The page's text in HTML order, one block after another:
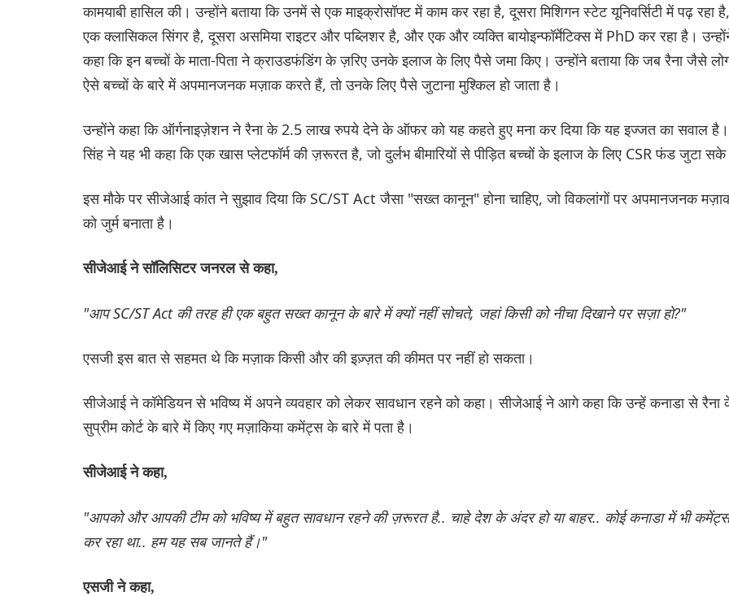
कामयाबी हासिल की। उन्होंने बताया कि उनमें से एक माइक्रोसॉफ्ट में काम कर रहा है, दूसरा मिशिगन स्टेट यूनिवर्सिटी में पढ़ रहा है,
एक क्लासिकल सिंगर है, दूसरा असमिया राइटर और पब्लिशर है, और एक और व्यक्ति बायोइन्फॉर्मेटिक्स में PhD कर रहा है।
कहा कि इन बच्चों के माता-पिता ने क्राउडफंडिंग के ज़रिए उनके इलाज के लिए पैसे जमा किए। उन्होंने बताया कि जब रैना जैसे
ऐसे बच्चों के बारे में अपमानजनक मज़ाक करते हैं, तो उनके लिए पैसे जुटाना मुश्किल हो जाता है।
उन्होंने कहा कि ऑर्गनाइज़ेशन ने रैना के 2.5 लाख रुपये देने के ऑफर को यह कहते हुए मना कर दिया कि यह इज्जत का सवाल है।
सिंह ने यह भी कहा कि एक खास प्लेटफॉर्म की ज़रूरत है, जो दुर्लभ बीमारियों से पीड़ित बच्चों के इलाज के लिए CSR फंड जुटा
इस मौके पर सीजेआई कांत ने सुझाव दिया कि SC/ST Act जैसा "सख्त कानून" होना चाहिए, जो विकलांगों पर अपमानजनक
को जुर्म बनाता है।
सीजेआई ने सॉलिसिटर जनरल से कहा,
"आप SC/ST Act की तरह ही एक बहुत सख्त कानून के बारे में क्यों नहीं सोचते, जहां किसी को नीचा दिखाने पर सज़ा हो?"
एसजी इस बात से सहमत थे कि मज़ाक किसी और की इज़्ज़त की कीमत पर नहीं हो सकता।
सीजेआई ने कॉमेडियन से भविष्य में अपने व्यवहार को लेकर सावधान रहने को कहा। सीजेआई ने आगे कहा कि उन्हें कनाडा से रैना
सुप्रीम कोर्ट के बारे में किए गए मज़ाकिया कमेंट्स के बारे में पता है।
सीजेआई ने कहा,
"आपको और आपकी टीम को भविष्य में बहुत सावधान रहने की ज़रूरत है.. चाहे देश के अंदर हो या बाहर.. कोई कनाडा में भी कमेंट्स
कर रहा था.. हम यह सब जानते हैं।"
एसजी ने कहा,